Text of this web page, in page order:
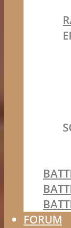
FORUM